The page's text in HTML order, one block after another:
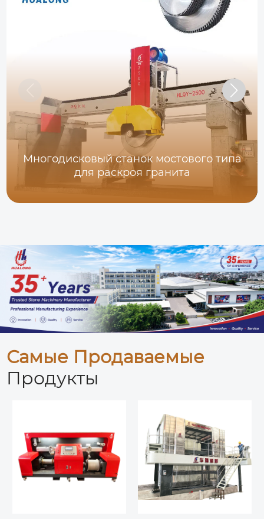
Многодисковый станок мостового типа
для раскроя гранита
Самые Продаваемые
Продукты